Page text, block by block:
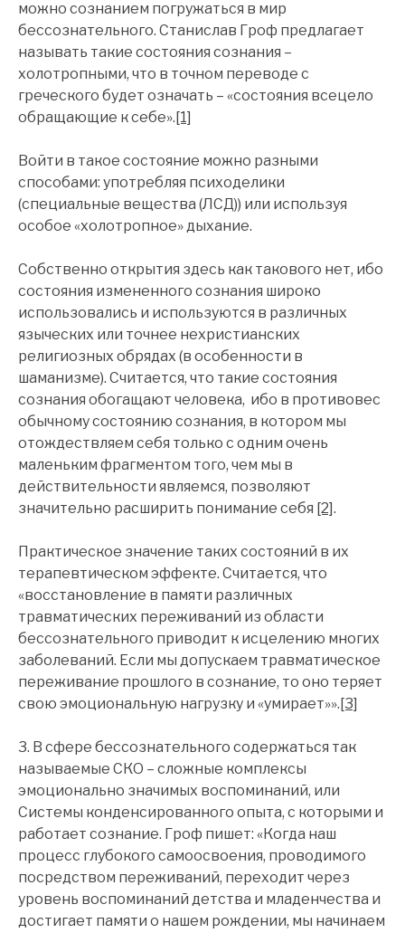
можно сознанием погружаться в мир
бессознательного. Станислав Гроф предлагает
называть такие состояния сознания –
холотропными, что в точном переводе с
греческого будет означать – «состояния всецело
обращающие к себе». [1]
Войти в такое состояние можно разными
способами: употребляя психоделики
(специальные вещества (ЛСД)) или используя
особое «холотропное» дыхание.
Собственно открытия здесь как такового нет, ибо
состояния измененного сознания широко
использовались и используются в различных
языческих или точнее нехристианских
религиозных обрядах (в особенности в
шаманизме). Считается, что такие состояния
сознания обогащают человека, ибо в противовес
обычному состоянию сознания, в котором мы
отождествляем себя только с одним очень
маленьким фрагментом того, чем мы в
действительности являемся, позволяют
значительно расширить понимание себя [2].
Практическое значение таких состояний в их
терапевтическом эффекте. Считается, что
«восстановление в памяти различных
травматических переживаний из области
бессознательного приводит к исцелению многих
заболеваний. Если мы допускаем травматическое
переживание прошлого в сознание, то оно теряет
свою эмоциональную нагрузку и «умирает»». [3]
3. В сфере бессознательного содержаться так
называемые СКО – сложные комплексы
эмоционально значимых воспоминаний, или
Системы конденсированного опыта, с которыми и
работает сознание. Гроф пишет: «Когда наш
процесс глубокого самоосвоения, проводимого
посредством переживаний, переходит через
уровень воспоминаний детства и младенчества и
достигает памяти о нашем рождении, мы начинаем